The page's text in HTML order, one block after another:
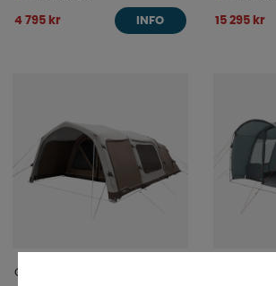
4 795 kr INFO 15 295 kr
Outwell Boston 6 Air TC